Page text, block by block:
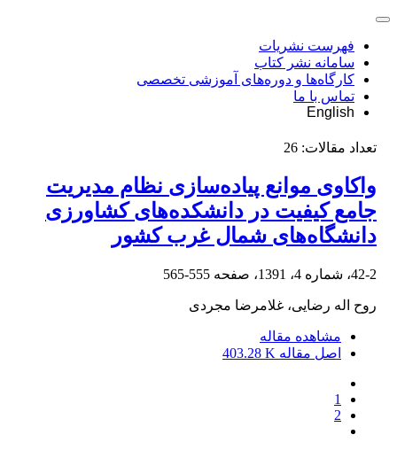
فهرست نشریات
سامانه نشر کتاب
کارگاه‌ها و دوره‌های آموزشی تخصصی
تماس با ما
English
تعداد مقالات: 26
واکاوی موانع پیاده‌سازی نظام مدیریت
جامع کیفیت در دانشکده‌های کشاورزی
دانشگاه‌های شمال غرب کشور
42-2، شماره 4، 1391، صفحه 555-565
روح اله رضایی، غلامرضا مجردی
مشاهده مقاله
اصل مقاله 403.28 K
1
2